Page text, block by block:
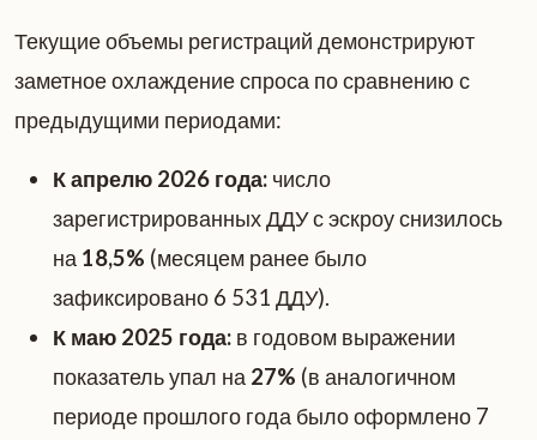
Текущие объемы регистраций демонстрируют
заметное охлаждение спроса по сравнению с
предыдущими периодами:
К апрелю 2026 года: число
зарегистрированных ДДУ с эскроу снизилось
на 18,5% (месяцем ранее было
зафиксировано 6 531 ДДУ).
К маю 2025 года: в годовом выражении
показатель упал на 27% (в аналогичном
периоде прошлого года было оформлено 7